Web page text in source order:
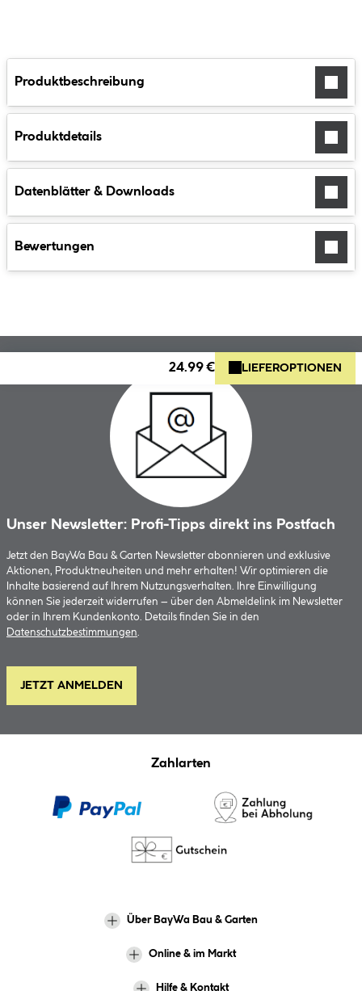
Produktbeschreibung
Produktdetails
Datenblätter & Downloads
Bewertungen
24.99 € LIEFEROPTIONEN
Unser Newsletter: Profi-Tipps direkt ins Postfach
Jetzt den BayWa Bau & Garten Newsletter abonnieren und exklusive
Aktionen, Produktneuheiten und mehr erhalten! Wir optimieren die
Inhalte basierend auf Ihrem Nutzungsverhalten. Ihre Einwilligung
können Sie jederzeit widerrufen – über den Abmeldelink im Newsletter
oder in Ihrem Kundenkonto. Details finden Sie in den
Datenschutzbestimmungen.
JETZT ANMELDEN
Zahlarten
Über BayWa Bau & Garten
Online & im Markt
Hilfe & Kontakt